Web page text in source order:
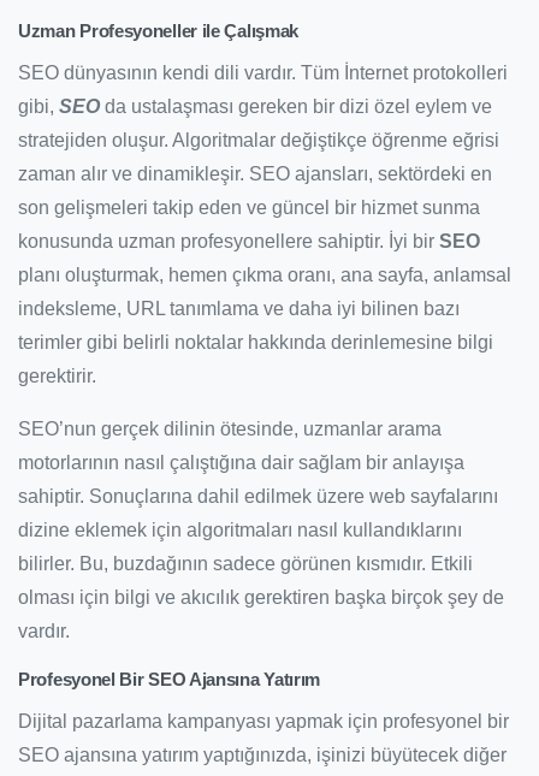
Uzman Profesyoneller ile Çalışmak
SEO dünyasının kendi dili vardır. Tüm İnternet protokolleri
gibi, SEO da ustalaşması gereken bir dizi özel eylem ve
stratejiden oluşur. Algoritmalar değiştikçe öğrenme eğrisi
zaman alır ve dinamikleşir. SEO ajansları, sektördeki en
son gelişmeleri takip eden ve güncel bir hizmet sunma
konusunda uzman profesyonellere sahiptir. İyi bir SEO
planı oluşturmak, hemen çıkma oranı, ana sayfa, anlamsal
indeksleme, URL tanımlama ve daha iyi bilinen bazı
terimler gibi belirli noktalar hakkında derinlemesine bilgi
gerektirir.
SEO’nun gerçek dilinin ötesinde, uzmanlar arama
motorlarının nasıl çalıştığına dair sağlam bir anlayışa
sahiptir. Sonuçlarına dahil edilmek üzere web sayfalarını
dizine eklemek için algoritmaları nasıl kullandıklarını
bilirler. Bu, buzdağının sadece görünen kısmıdır. Etkili
olması için bilgi ve akıcılık gerektiren başka birçok şey de
vardır.
Profesyonel Bir SEO Ajansına Yatırım
Dijital pazarlama kampanyası yapmak için profesyonel bir
SEO ajansına yatırım yaptığınızda, işinizi büyütecek diğer